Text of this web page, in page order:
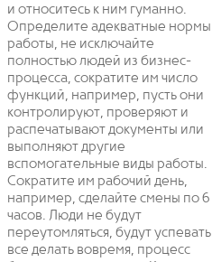
и относитесь к ним гуманно.
Определите адекватные нормы
работы, не исключайте
полностью людей из бизнес-
процесса, сократите им число
функций, например, пусть они
контролируют, проверяют и
распечатывают документы или
выполняют другие
вспомогательные виды работы.
Сократите им рабочий день,
например, сделайте смены по 6
часов. Люди не будут
переутомляться, будут успевать
все делать вовремя, процесс